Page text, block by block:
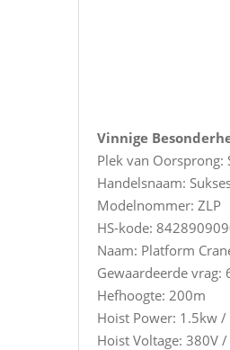
Vinnige
Plek van Oorsprong:
Handelsnaam:
Modelnommer: ZLP
HS-kode:
Naam: Platform
Gewaardeerde
Hefhoogte: 200m
Hoist Power: 1.5kw
Hoist Voltage: 380V